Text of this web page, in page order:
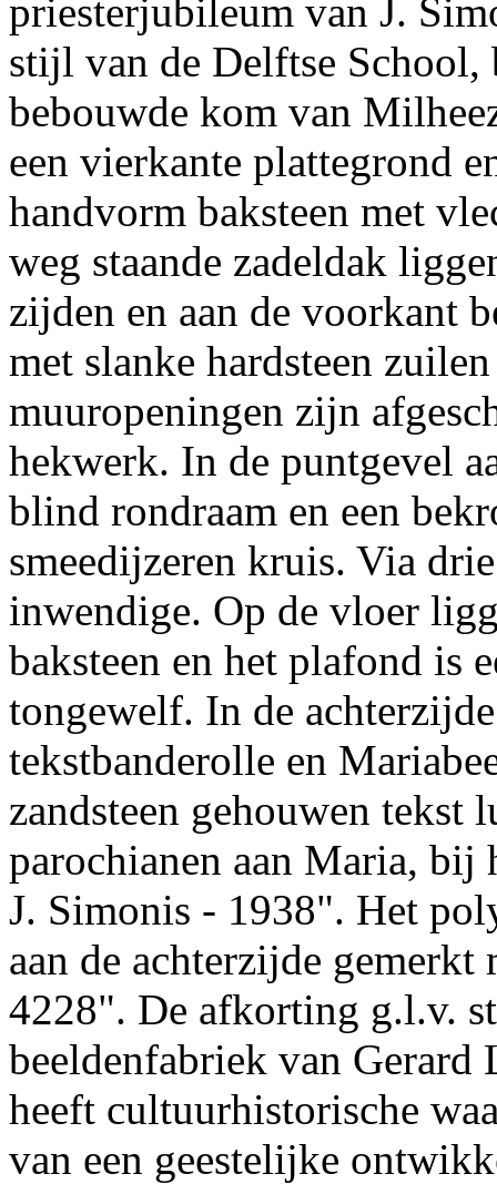
priesterjubileum van J.
stijl van de Delftse
bebouwde kom van
een vierkante plattegrond
handvorm baksteen met
weg staande zadeldak
zijden en aan de voorkant
met slanke hardsteen
muuropeningen zijn
hekwerk. In de puntgevel
blind rondraam en een
smeedijzeren kruis. Via
inwendige. Op de vloer
baksteen en het plafond is
tongewelf. In de
tekstbanderolle en
zandsteen gehouwen tekst
parochianen aan Maria,
J. Simonis - 1938". Het
aan de achterzijde
4228". De afkorting g.l.v.
beeldenfabriek van
heeft cultuurhistorische
van een geestelijke